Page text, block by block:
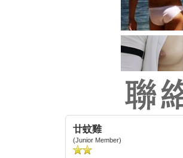
廿蚊雞
(Junior Member)